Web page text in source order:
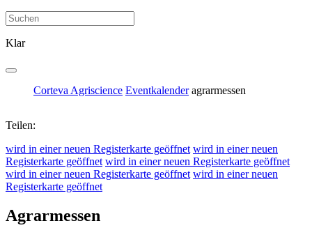
Klar
Corteva Agriscience Eventkalender agrarmessen
Teilen:
wird in einer neuen Registerkarte geöffnet wird in einer neuen
Registerkarte geöffnet wird in einer neuen Registerkarte geöffnet
wird in einer neuen Registerkarte geöffnet wird in einer neuen
Registerkarte geöffnet
Agrarmessen